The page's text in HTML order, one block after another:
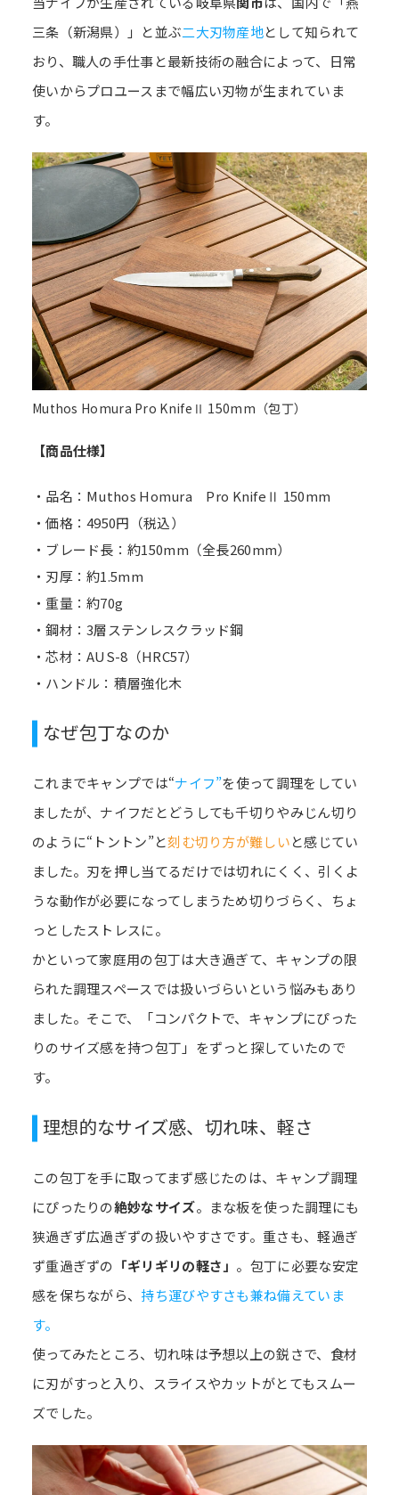
三条（新潟県）」と並ぶ二大刃物産地として知られて
おり、職人の手仕事と最新技術の融合によって、日常
使いからプロユースまで幅広い刃物が生まれていま
す。
Muthos Homura Pro KnifeⅡ 150mm（包丁）
【商品仕様】
・品名：Muthos Homura Pro KnifeⅡ 150mm
・価格：4950円（税込）
・ブレード長：約150mm（全長260mm）
・刃厚：約1.5mm
・重量：約70g
・鋼材：3層ステンレスクラッド鋼
・芯材：AUS-8（HRC57）
・ハンドル：積層強化木
なぜ包丁なのか
これまでキャンプでは“ナイフ”を使って調理をしてい
ましたが、ナイフだとどうしても千切りやみじん切り
のように“トントン”と刻む切り方が難しいと感じてい
ました。刃を押し当てるだけでは切れにくく、引くよ
うな動作が必要になってしまうため切りづらく、ちょ
っとしたストレスに。
かといって家庭用の包丁は大き過ぎて、キャンプの限
られた調理スペースでは扱いづらいという悩みもあり
ました。そこで、「コンパクトで、キャンプにぴった
りのサイズ感を持つ包丁」をずっと探していたので
す。
理想的なサイズ感、切れ味、軽さ
この包丁を手に取ってまず感じたのは、キャンプ調理
にぴったりの絶妙なサイズ。まな板を使った調理にも
狭過ぎず広過ぎずの扱いやすさです。重さも、軽過ぎ
ず重過ぎずの 「ギリギリの軽さ」 。包丁に必要な安定
感を保ちながら、 持ち運びやすさも兼ね備えていま
す。
使ってみたところ、切れ味は予想以上の鋭さで、食材
に刃がすっと入り、スライスやカットがとてもスムー
ズでした。